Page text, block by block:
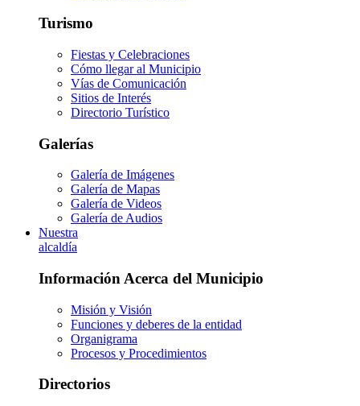
Turismo
Fiestas y Celebraciones
Cómo llegar al Municipio
Vías de Comunicación
Sitios de Interés
Directorio Turístico
Galerías
Galería de Imágenes
Galería de Mapas
Galería de Videos
Galería de Audios
Nuestra
alcaldía
Información Acerca del Municipio
Misión y Visión
Funciones y deberes de la entidad
Organigrama
Procesos y Procedimientos
Directorios